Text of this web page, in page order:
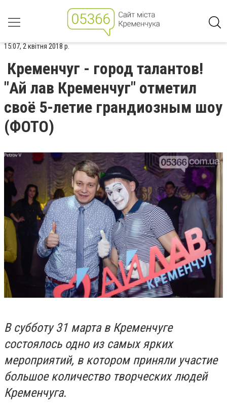
15:07, 2 квітня 2018 р.
Кременчуг - город талантов!
"Ай лав Кременчуг" отметил
своё 5-летие грандиозным шоу
(ФОТО)
В субботу 31 марта в Кременчуге
состоялось одно из самых ярких
мероприятий, в котором приняли участие
большое количество творческих людей
Кременчуга.